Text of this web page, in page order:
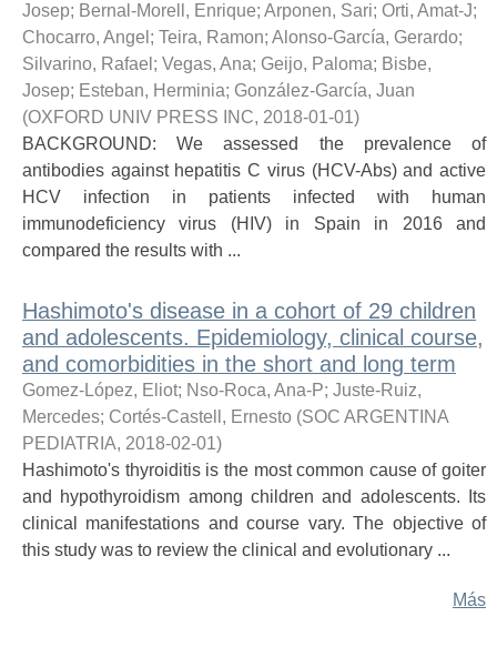
Josep; Bernal-Morell, Enrique; Arponen, Sari; Orti, Amat-J;
Chocarro, Angel ; Teira, Ramon; Alonso-García, Gerardo;
Silvarino, Rafael ; Vegas, Ana; Geijo, Paloma; Bisbe,
Josep; Esteban, Herminia; González-García, Juan
(OXFORD UNIV PRESS INC, 2018-01-01)
BACKGROUND: We assessed the prevalence of
antibodies against hepatitis C virus (HCV-Abs) and active
HCV infection in patients infected with human
immunodeficiency virus (HIV) in Spain in 2016 and
compared the results with ...
Hashimoto's disease in a cohort of 29 children
and adolescents. Epidemiology, clinical course,
and comorbidities in the short and long term
Gomez-López, Eliot; Nso-Roca, Ana-P; Juste-Ruiz,
Mercedes; Cortés-Castell, Ernesto (SOC ARGENTINA
PEDIATRIA, 2018-02-01)
Hashimoto's thyroiditis is the most common cause of goiter
and hypothyroidism among children and adolescents. Its
clinical manifestations and course vary. The objective of
this study was to review the clinical and evolutionary ...
Más